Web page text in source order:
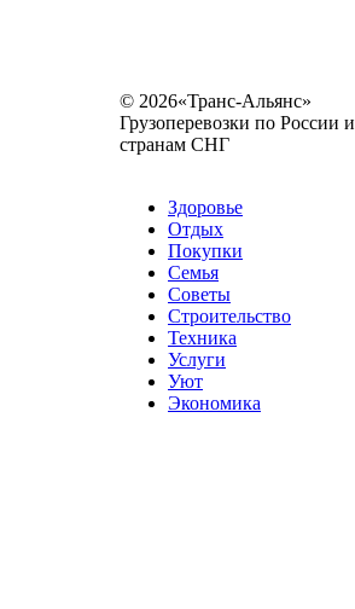
© 2026«Транс-Альянс»
Грузоперевозки по России и
странам СНГ
Здоровье
Отдых
Покупки
Семья
Советы
Строительство
Техника
Услуги
Уют
Экономика